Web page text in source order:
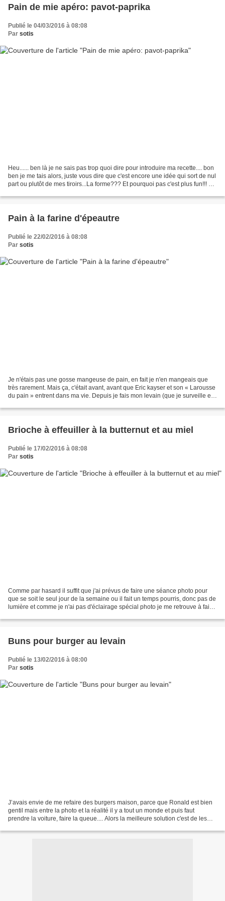
Pain de mie apéro: pavot-paprika
Publié le 04/03/2016 à 08:08
Par sotis
Heu...... ben là je ne sais pas trop quoi dire pour introduire ma recette.... bon
ben je me tais alors, juste vous dire que c'est encore une idée qui sort de nul
part ou plutôt de mes tiroirs...La forme??? Et pourquoi pas c'est plus fun!!! Et
Pain à la farine d'épeautre
Publié le 22/02/2016 à 08:08
Par sotis
Je n'étais pas une gosse mangeuse de pain, en fait je n'en mangeais que
très rarement. Mais ça, c'était avant, avant que Eric kayser et son « Larousse
du pain » entrent dans ma vie. Depuis je fais mon levain (que je surveille et
Brioche à effeuiller à la butternut et au miel
Publié le 17/02/2016 à 08:08
Par sotis
Comme par hasard il suffit que j'ai prévus de faire une séance photo pour
que se soit le seul jour de la semaine ou il fait un temps pourris, donc pas de
lumière et comme je n'ai pas d'éclairage spécial photo je me retrouve à faire
Buns pour burger au levain
Publié le 13/02/2016 à 08:00
Par sotis
J’avais envie de me refaire des burgers maison, parce que Ronald est bien
gentil mais entre la photo et la réalité il y a tout un monde et puis faut
prendre la voiture, faire la queue.... Alors la meilleure solution c'est de les